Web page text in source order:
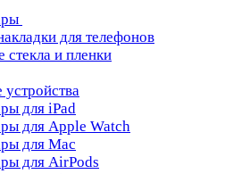
для телефонов
стекла и пленки
для iPad
для Apple Watch
для Mac
для AirPods